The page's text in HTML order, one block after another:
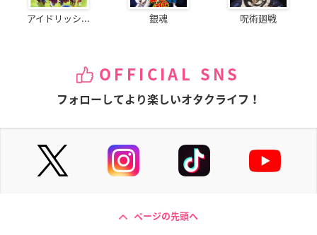
アイドリッシ... 銀魂 呪術廻戦
OFFICIAL SNS
フォローしてより楽しいオタクライフ！
ページの先頭へ